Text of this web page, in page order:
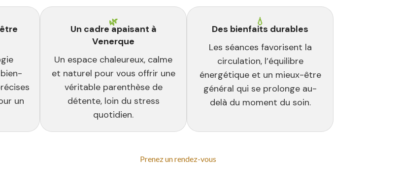
un
🌿
Un cadre apaisant à
Venerque
Un espace chaleureux, calme
et naturel pour vous offrir une
véritable parenthèse de
détente, loin du stress
quotidien.
💧
Des bienfaits durables
Les séances favorisent la
circulation, l’équilibre
énergétique et un mieux-être
général qui se prolonge au-
delà du moment du soin.
Prenez un rendez-vous